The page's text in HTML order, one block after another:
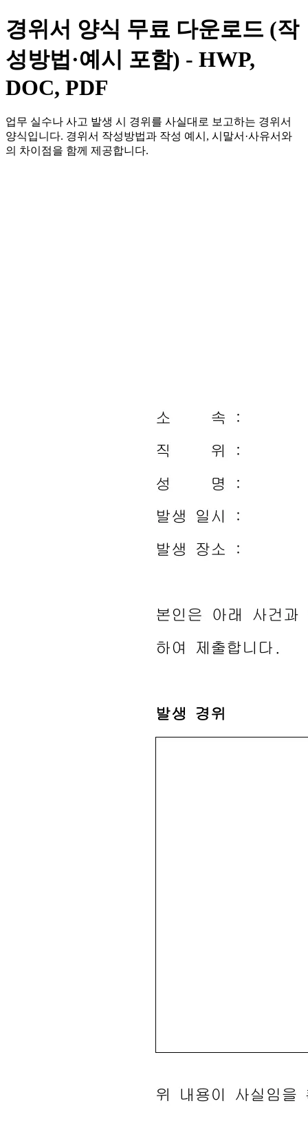
경위서 양식 무료 다운로드 (작
성방법·예시 포함) - HWP,
DOC, PDF
업무 실수나 사고 발생 시 경위를 사실대로 보고하는 경위서
양식입니다. 경위서 작성방법과 작성 예시, 시말서·사유서와
의 차이점을 함께 제공합니다.